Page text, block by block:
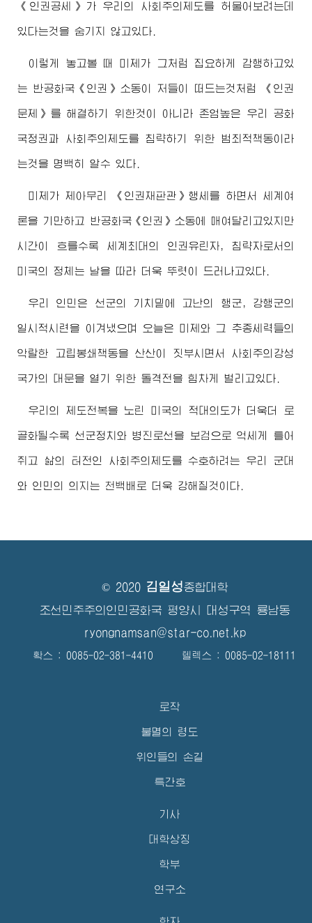
《인권공세》가 우리의 사회주의제도를 허물어보려는데
있다는것을 숨기지 않고있다.
이렇게 놓고볼 때 미제가 그처럼 집요하게 감행하고있
는 반공화국《인권》소동이 저들이 떠드는것처럼 《인권
문제》를 해결하기 위한것이 아니라 존엄높은 우리 공화
국정권과 사회주의제도를 침략하기 위한 범죄적책동이라
는것을 명백히 알수 있다.
미제가 제아무리 《인권재판관》행세를 하면서 세계여
론을 기만하고 반공화국《인권》소동에 매여달리고있지만
시간이 흐를수록 세계최대의 인권유린자, 침략자로서의
미국의 정체는 날을 따라 더욱 뚜렷이 드러나고있다.
우리 인민은 선군의 기치밑에 고난의 행군, 강행군의
일시적시련을 이겨냈으며 오늘은 미제와 그 추종세력들의
악랄한 고립봉쇄책동을 산산이 짓부시면서 사회주의강성
국가의 대문을 열기 위한 돌격전을 힘차게 벌리고있다.
우리의 제도전복을 노린 미국의 적대의도가 더욱더 로
골화될수록 선군정치와 병진로선을 보검으로 억세게 틀어
쥐고 삶의 터전인 사회주의제도를 수호하려는 우리 군대
와 인민의 의지는 천백배로 더욱 강해질것이다.
© 2020 김일성종합대학
조선민주주의인민공화국 평양시 대성구역 룡남동
ryongnamsan@star-co.net.kp
확스 : 0085-02-381-4410 텔렉스 : 0085-02-18111
로작
불멸의 령도
위인들의 손길
특간호
기사
대학상징
학부
연구소